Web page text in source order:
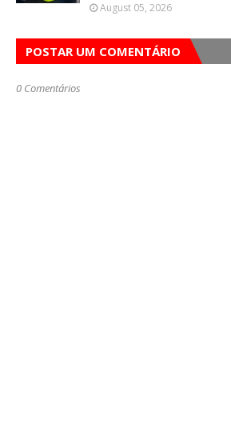
August 05, 2026
POSTAR UM COMENTÁRIO
0 Comentários